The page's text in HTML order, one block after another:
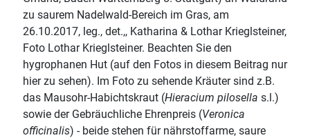
zu saurem Nadelwald-Bereich im Gras, am
26.10.2017, leg., det.,, Katharina & Lothar Krieglsteiner,
Foto Lothar Krieglsteiner. Beachten Sie den
hygrophanen Hut (auf den Fotos in diesem Beitrag nur
hier zu sehen). Im Foto zu sehende Kräuter sind z.B.
das Mausohr-Habichtskraut (Hieracium pilosella s.l.)
sowie der Gebräuchliche Ehrenpreis (Veronica
officinalis) - beide stehen für nährstoffarme, saure